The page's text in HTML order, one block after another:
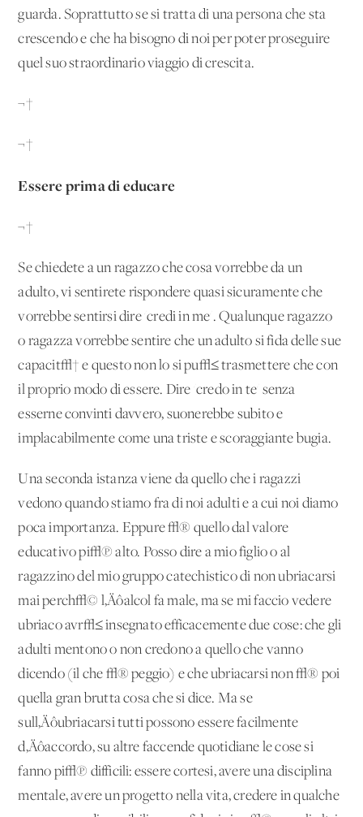
guarda. Soprattutto se si tratta di una persona che sta
crescendo e che ha bisogno di noi per poter proseguire
quel suo straordinario viaggio di crescita.
¬†
¬†
Essere prima di educare
¬†
Se chiedete a un ragazzo che cosa vorrebbe da un
adulto, vi sentirete rispondere quasi sicuramente che
vorrebbe sentirsi dire 'credi in me'. Qualunque ragazzo
o ragazza vorrebbe sentire che un adulto si fida delle sue
capacit√† e questo non lo si pu√≤ trasmettere che con
il proprio modo di essere. Dire 'credo in te' senza
esserne convinti davvero, suonerebbe subito e
implacabilmente come una triste e scoraggiante bugia.
Una seconda istanza viene da quello che i ragazzi
vedono quando stiamo fra di noi adulti e a cui noi diamo
poca importanza. Eppure √® quello dal valore
educativo pi√π alto. Posso dire a mio figlio o al
ragazzino del mio gruppo catechistico di non ubriacarsi
mai perch√© l‚Äôalcol fa male, ma se mi faccio vedere
ubriaco avr√≤ insegnato efficacemente due cose: che gli
adulti mentono o non credono a quello che vanno
dicendo (il che √® peggio) e che ubriacarsi non √® poi
quella gran brutta cosa che si dice. Ma se
sull‚Äôubriacarsi tutti possono essere facilmente
d‚Äôaccordo, su altre faccende quotidiane le cose si
fanno pi√π difficili: essere cortesi, avere una disciplina
mentale, avere un progetto nella vita, credere in qualche